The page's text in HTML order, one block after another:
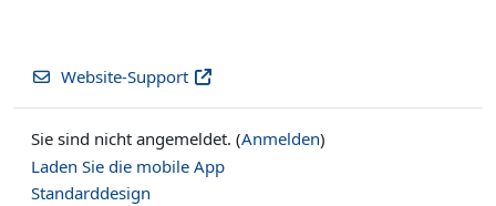
Website-Support
Sie sind nicht angemeldet. (Anmelden)
Laden Sie die mobile App
Standarddesign